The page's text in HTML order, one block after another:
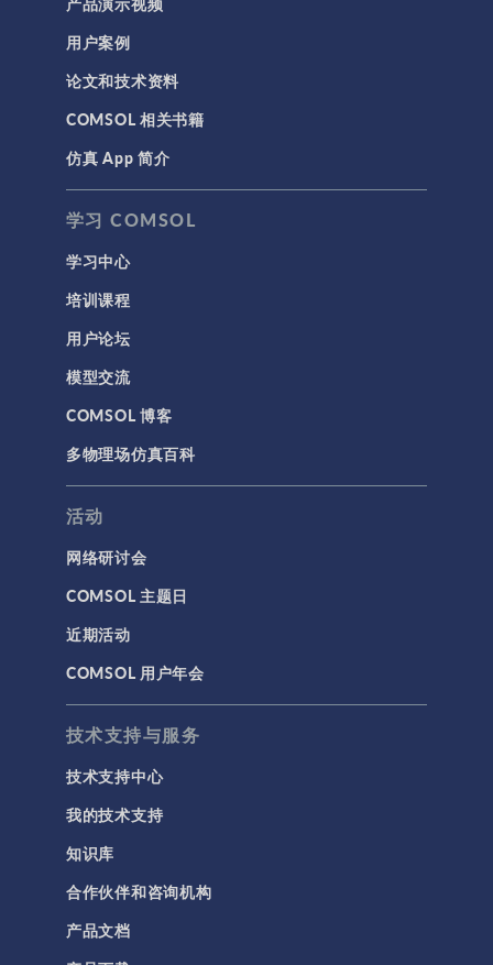
用户案例
论文和技术资料
COMSOL 相关书籍
仿真 App 简介
学习 COMSOL
学习中心
培训课程
用户论坛
模型交流
COMSOL 博客
多物理场仿真百科
活动
网络研讨会
COMSOL 主题日
近期活动
COMSOL 用户年会
技术支持与服务
技术支持中心
我的技术支持
知识库
合作伙伴和咨询机构
产品文档